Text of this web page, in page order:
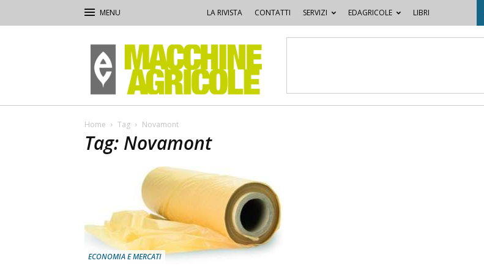
LA RIVISTA CONTATTI SERVIZI EDAGRICOLE LIBRI
Macchine
Agricole
Home Tag Novamont
Tag: Novamont
ECONOMIA E MERCATI